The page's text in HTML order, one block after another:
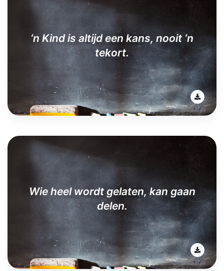
‘n Kind is altijd een kans, nooit ‘n
tekort.
Wie heel wordt gelaten, kan gaan
delen.